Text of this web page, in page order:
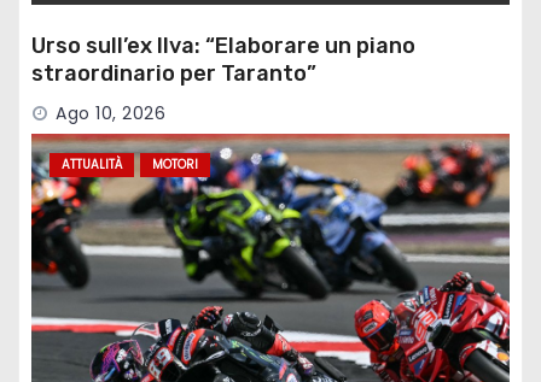
Urso sull’ex Ilva: “Elaborare un piano
straordinario per Taranto”
Ago 10, 2026
ATTUALITÀ MOTORI